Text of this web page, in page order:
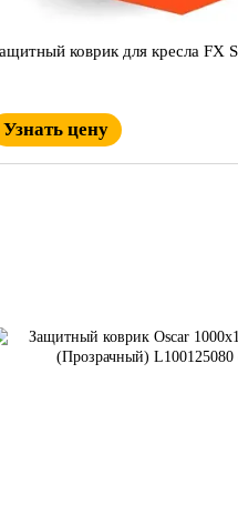
коврик для кресла FX
Узнать цену